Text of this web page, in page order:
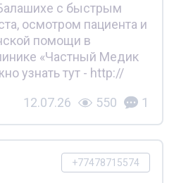
с быстрым
осмотром пациента и
помощи в
«Частный Медик
узнать тут - http://
12.07.26 550 1
+77478715574